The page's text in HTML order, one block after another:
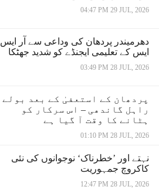
04:47 PM 29 JUL, 2026
دھرمیندر پردھان کی وداعی سے آر ایس
ایس کے تعلیمی ایجنڈے کو شدید جھٹکا
03:49 PM 28 JUL, 2026
پردھان کے استعفیٰ کے بعد بولے
راہل گاندھی – اس سرکار کو
ہٹانے کا وقت آ گیا ہے
01:10 PM 28 JUL, 2026
نہتے اور ’خطرناک‘ نوجوانوں کی نئی
کاکروچ جمہوریت
12:47 PM 28 JUL, 2026